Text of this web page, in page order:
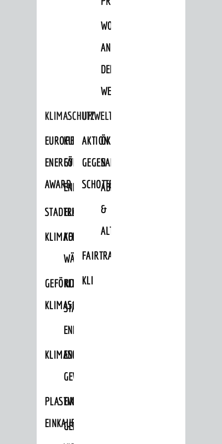
WOHNBEBAUUNG
AN
DER
WEINBERGSTRASSE
KLIMASCHUTZ
EUROPEAN
ENERGY
AWARD
KLIMASCHUTZ-
FÖRDERPROGRAMME
ENERGIEBERATUNG
STADTRADELN
ELEKTROMOBILITÄTSBERATUNG
KLIMAFITKOMMUNALE
WÄRMEPLANUNG
GEFÖRDERTE
KLIMASCHUTZMASSNAHMEN
KLIMASCHUTZKONZEPT
STÄDTISCHES
ENERGIEMANAGEMENT
KLIMASCHUTZKOMMISSION
ENERGIEKARAWANE
GEWERBE
PLASTIKTÜTENFREIE
EINKAUFSSTADT
EVENTS
GEMEINSAME
UMWELTSCHUTZ
AKTION
GEGEN
SCHOTTERGÄRTEN
ÖKOLOGISCHE
SANIERUNG/WAIDSEE
ABFALL
&
ALTLASTEN
FAIRTRADE
KLEIDERTAUSCHBÖRSE